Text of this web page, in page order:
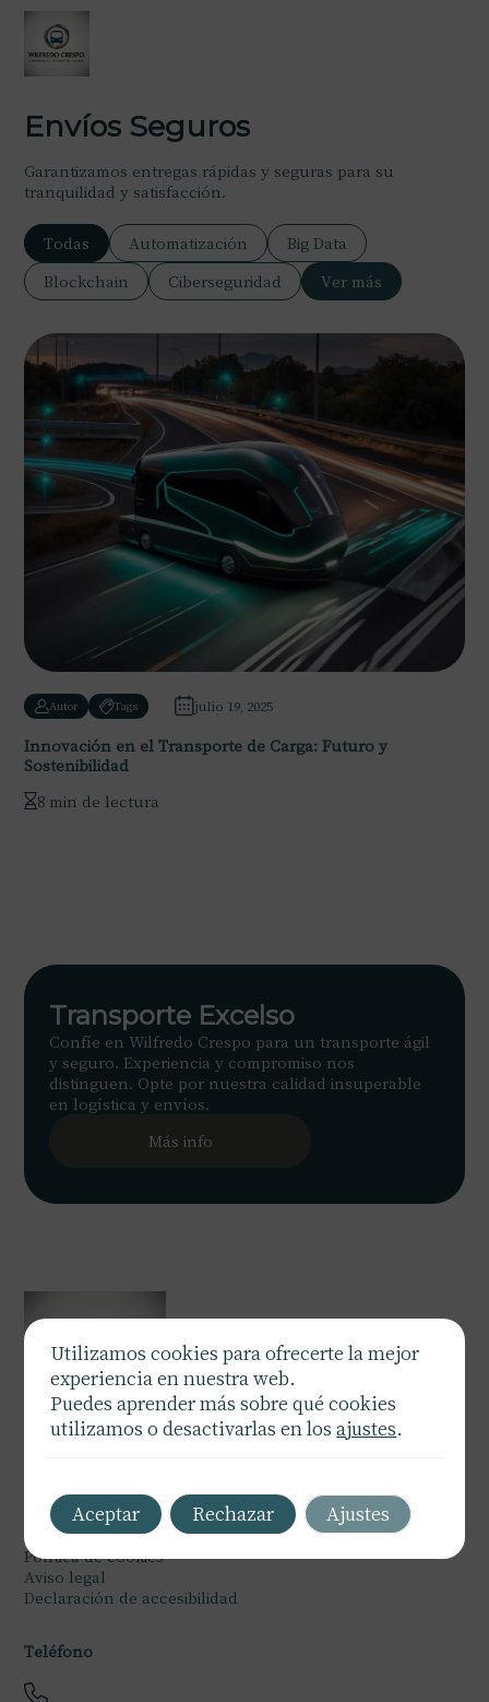
Envíos Seguros
Garantizamos entregas rápidas y seguras para su
tranquilidad y satisfacción.
Todas Automatización
Big Data
Blockchain
Ciberseguridad Ver más
Autor Tags julio 19, 2025
Innovación en el Transporte de Carga: Futuro y
Sostenibilidad
8 min de lectura
Transporte Excelso
Confíe en Wilfredo Crespo para un transporte ágil
y seguro. Experiencia y compromiso nos
distinguen. Opte por nuestra calidad insuperable
en logística y envíos.
Más info
Legal
Política de privacidad
Política de cookies
Aviso legal
Declaración de accesibilidad
Teléfono
Utilizamos cookies para ofrecerte la mejor
experiencia en nuestra web.
Puedes aprender más sobre qué cookies
utilizamos o desactivarlas en losajustes.
Aceptar Rechazar Ajustes